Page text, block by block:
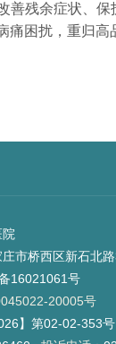
善残余症状、
困扰，重归高
院
市桥西区新石北
16021061号
20005号
】第02-02-353号